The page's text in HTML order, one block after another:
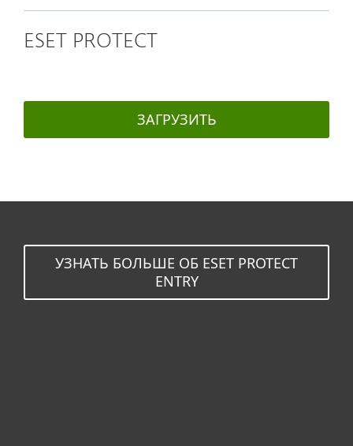
ESET PROTECT
ЗАГРУЗИТЬ
УЗНАТЬ БОЛЬШЕ ОБ ESET PROTECT
ENTRY